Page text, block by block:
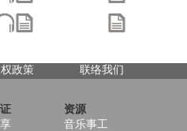
政策 联络我们
资源
音乐事工